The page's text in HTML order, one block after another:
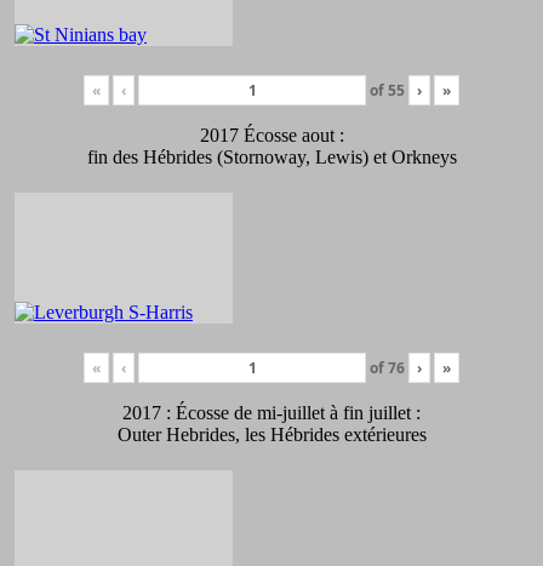
« ‹ of55 › »
2017 Écosse aout :
fin des Hébrides (Stornoway, Lewis) et Orkneys
« ‹ of76 › »
2017 : Écosse de mi-juillet à fin juillet :
Outer Hebrides, les Hébrides extérieures